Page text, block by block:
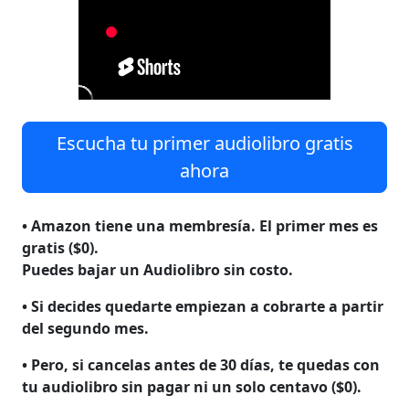
Escucha tu primer audiolibro gratis
ahora
• Amazon tiene una membresía. El primer mes es
gratis ($0).
Puedes bajar un Audiolibro sin costo.
• Si decides quedarte empiezan a cobrarte a partir
del segundo mes.
• Pero, si cancelas antes de 30 días, te quedas con
tu audiolibrosin pagar ni un solo centavo ($0).